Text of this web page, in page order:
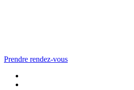
Prendre rendez-vous